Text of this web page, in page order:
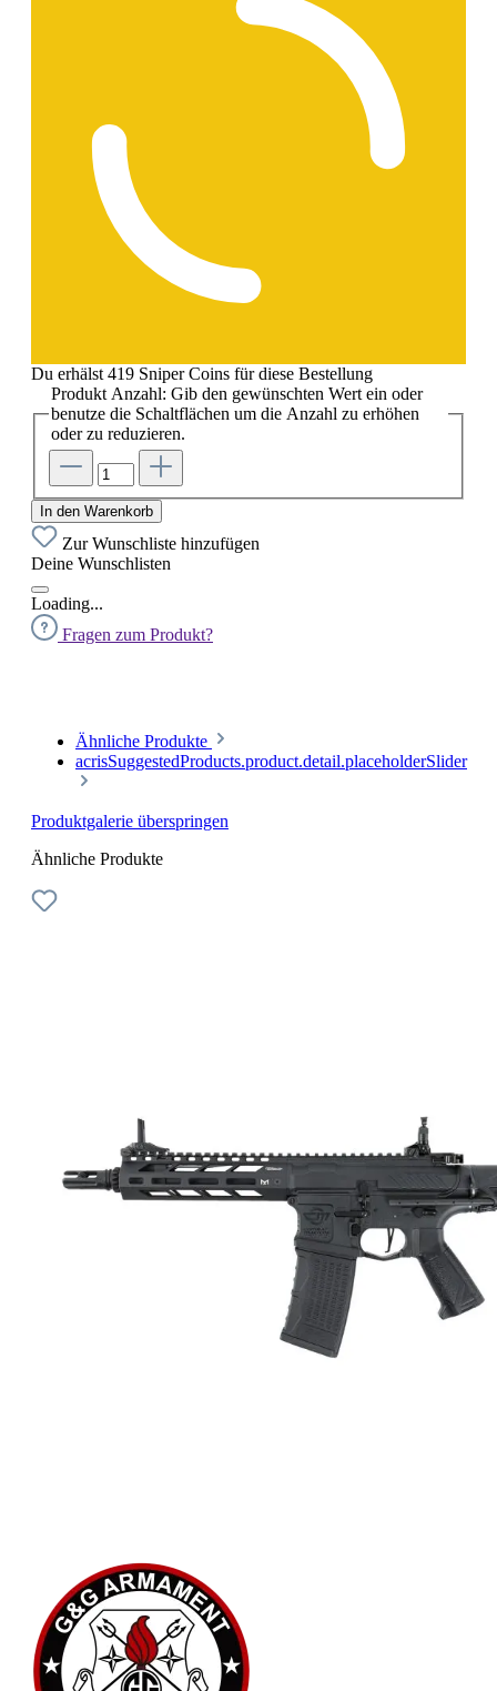
Du erhälst 419 Sniper Coins für diese Bestellung
Produkt Anzahl: Gib den gewünschten Wert ein oder
benutze die Schaltflächen um die Anzahl zu erhöhen
oder zu reduzieren.
In den Warenkorb
Zur Wunschliste hinzufügen
Deine Wunschlisten
Loading...
Fragen zum Produkt?
Ähnliche Produkte
acrisSuggestedProducts.product.detail.placeholderSlider
Produktgalerie überspringen
Ähnliche Produkte